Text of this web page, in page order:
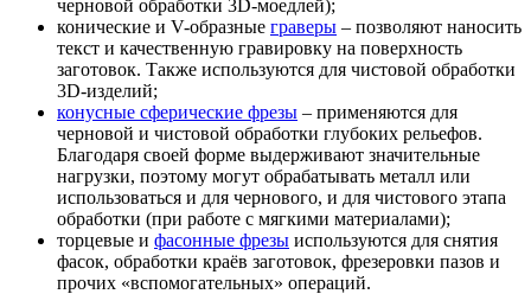
черновой обработки 3D-моедлей);
конические и V-образные граверы – позволяют наносить
текст и качественную гравировку на поверхность
заготовок. Также используются для чистовой обработки
3D-изделий;
конусные сферические фрезы – применяются для
черновой и чистовой обработки глубоких рельефов.
Благодаря своей форме выдерживают значительные
нагрузки, поэтому могут обрабатывать металл или
использоваться и для чернового, и для чистового этапа
обработки (при работе с мягкими материалами);
торцевые и фасонные фрезы используются для снятия
фасок, обработки краёв заготовок, фрезеровки пазов и
прочих «вспомогательных» операций.